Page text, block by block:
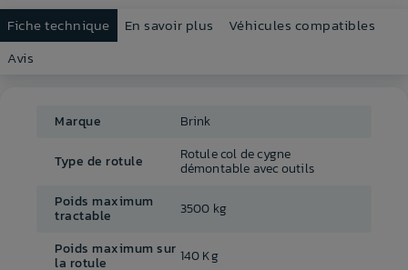
Fiche technique En savoir plus
Véhicules compatibles
Avis
Marque Brink
Type de rotule Rotule col de cygne
démontable avec outils
Poids maximum
tractable 3500 kg
Poids maximum sur
la rotule 140 Kg